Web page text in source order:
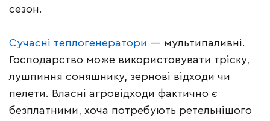
сезон.
Сучасні теплогенератори — мультипаливні.
Господарство може використовувати тріску,
лушпиння соняшнику, зернові відходи чи
пелети. Власні агровідходи фактично є
безплатними, хоча потребують ретельнішого